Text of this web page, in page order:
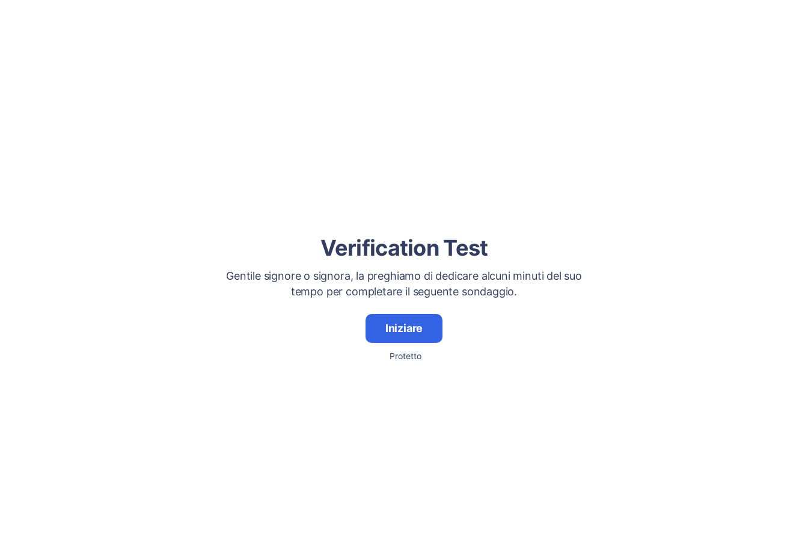
Verification Test
Gentile signore o signora, la preghiamo di dedicare alcuni minuti del suo
tempo per completare il seguente sondaggio.
Iniziare
Protetto